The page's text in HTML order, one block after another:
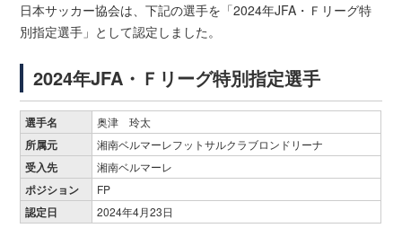
日本サッカー協会は、下記の選手を「2024年JFA・Ｆリーグ特
別指定選手」として認定しました。
2024年JFA・Ｆリーグ特別指定選手
選手名 奥津 玲太
所属元 湘南ベルマーレフットサルクラブロンドリーナ
受入先 湘南ベルマーレ
ポジション FP
認定日 2024年4月23日